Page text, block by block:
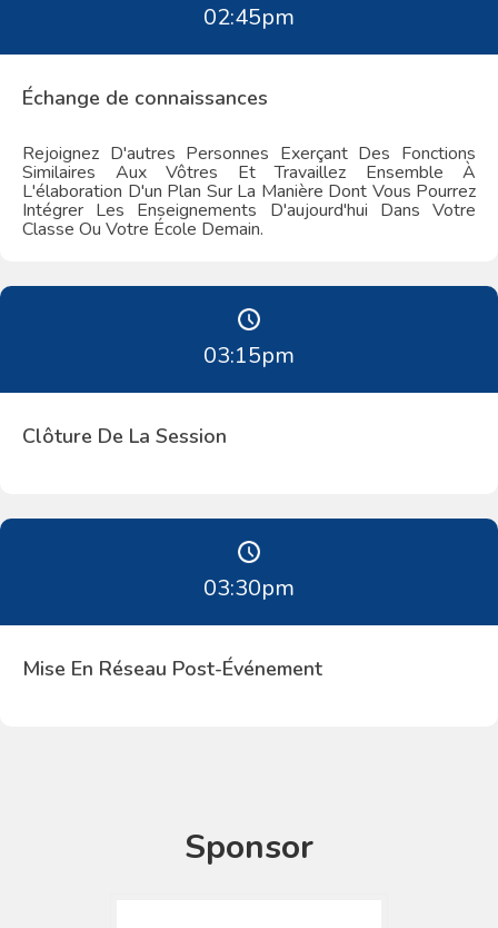
02:45pm
Échange de connaissances
Rejoignez D'autres Personnes Exerçant Des Fonctions
Similaires Aux Vôtres Et Travaillez Ensemble À
L'élaboration D'un Plan Sur La Manière Dont Vous Pourrez
Intégrer Les Enseignements D'aujourd'hui Dans Votre
Classe Ou Votre École Demain.
03:15pm
Clôture De La Session
03:30pm
Mise En Réseau Post-Événement
Sponsor